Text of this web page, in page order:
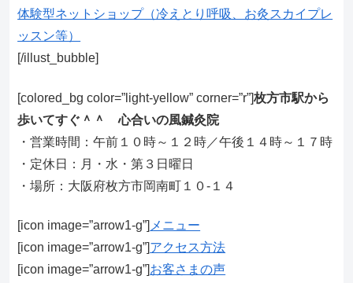
体験型ネットショップ（冷えとり呼吸、お灸スカイプレ
ッスン等）
[/illust_bubble]
[colored_bg color=”light‐yellow” corner=”r”]枚方市駅から
歩いてすぐ＾＾ 心合いの風鍼灸院
・営業時間：午前１０時～１２時／午後１４時～１７時
・定休日：月・水・第３日曜日
・場所：大阪府枚方市岡南町１０-１４
[icon image=”arrow1-g”] メニュー
[icon image=”arrow1-g”]アクセス方法
[icon image=”arrow1-g”]お客さまの声